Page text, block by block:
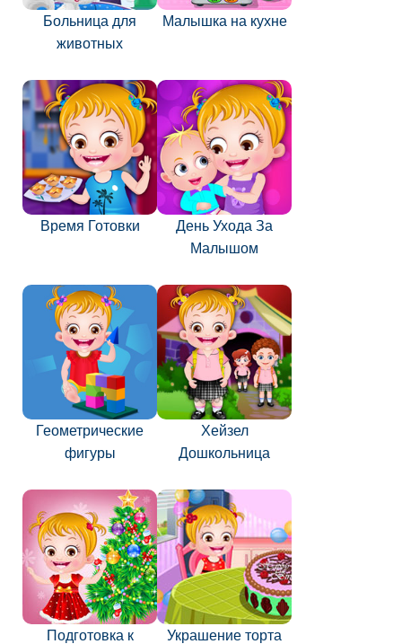
Больница для
животных
Малышка на кухне
Время Готовки
День Ухода За
Малышом
Геометрические
фигуры
Хейзел
Дошкольница
Подготовка к
Украшение торта